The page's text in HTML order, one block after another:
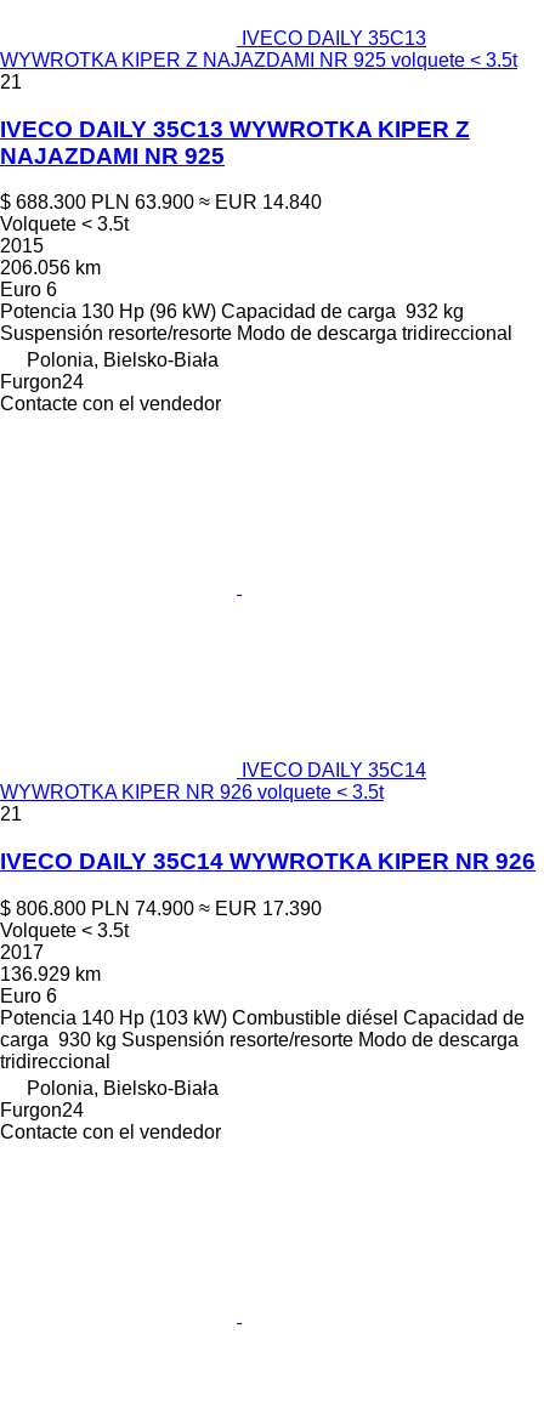
IVECO DAILY 35C13
WYWROTKA KIPER Z NAJAZDAMI NR 925 volquete < 3.5t
21
IVECO DAILY 35C13 WYWROTKA KIPER Z
NAJAZDAMI NR 925
$ 688.300 PLN 63.900 ≈ EUR 14.840
Volquete < 3.5t
2015
206.056 km
Euro 6
Potencia 130 Hp (96 kW) Capacidad de carga 932 kg
Suspensión resorte/resorte Modo de descarga tridireccional
Polonia, Bielsko-Biała
Furgon24
Contacte con el vendedor
IVECO DAILY 35C14
WYWROTKA KIPER NR 926 volquete < 3.5t
21
IVECO DAILY 35C14 WYWROTKA KIPER NR 926
$ 806.800 PLN 74.900 ≈ EUR 17.390
Volquete < 3.5t
2017
136.929 km
Euro 6
Potencia 140 Hp (103 kW) Combustible diésel Capacidad de
carga 930 kg Suspensión resorte/resorte Modo de descarga
tridireccional
Polonia, Bielsko-Biała
Furgon24
Contacte con el vendedor